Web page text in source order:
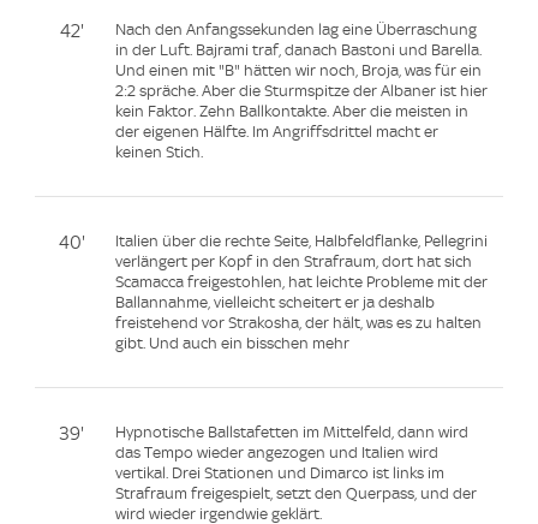
42'
Nach den Anfangssekunden lag eine Überraschung
in der Luft. Bajrami traf, danach Bastoni und Barella.
Und einen mit "B" hätten wir noch, Broja, was für ein
2:2 spräche. Aber die Sturmspitze der Albaner ist hier
kein Faktor. Zehn Ballkontakte. Aber die meisten in
der eigenen Hälfte. Im Angriffsdrittel macht er
keinen Stich.
40'
Italien über die rechte Seite, Halbfeldflanke, Pellegrini
verlängert per Kopf in den Strafraum, dort hat sich
Scamacca freigestohlen, hat leichte Probleme mit der
Ballannahme, vielleicht scheitert er ja deshalb
freistehend vor Strakosha, der hält, was es zu halten
gibt. Und auch ein bisschen mehr
39'
Hypnotische Ballstafetten im Mittelfeld, dann wird
das Tempo wieder angezogen und Italien wird
vertikal. Drei Stationen und Dimarco ist links im
Strafraum freigespielt, setzt den Querpass, und der
wird wieder irgendwie geklärt.